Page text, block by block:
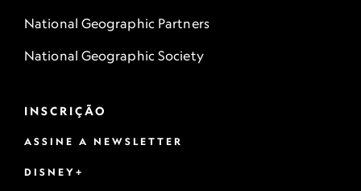
National Geographic Partners
National Geographic Society
INSCRIÇÃO
ASSINE A NEWSLETTER
DISNEY+